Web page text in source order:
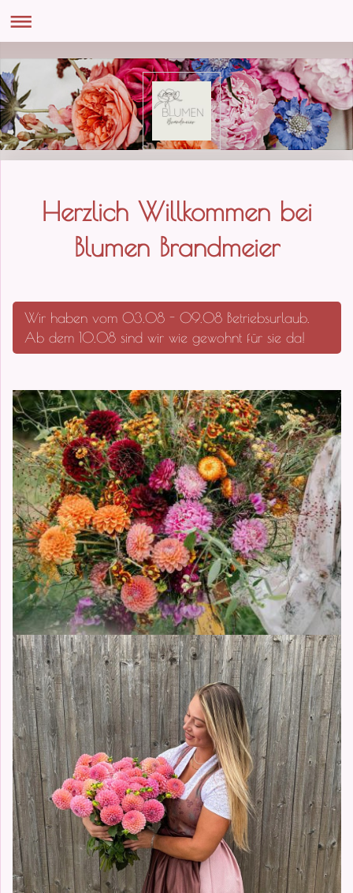
Herzlich Willkommen bei
Blumen Brandmeier
Wir haben vom 03.08 - 09.08 Betriebsurlaub.
Ab dem 10.08 sind wir wie gewohnt für sie da!